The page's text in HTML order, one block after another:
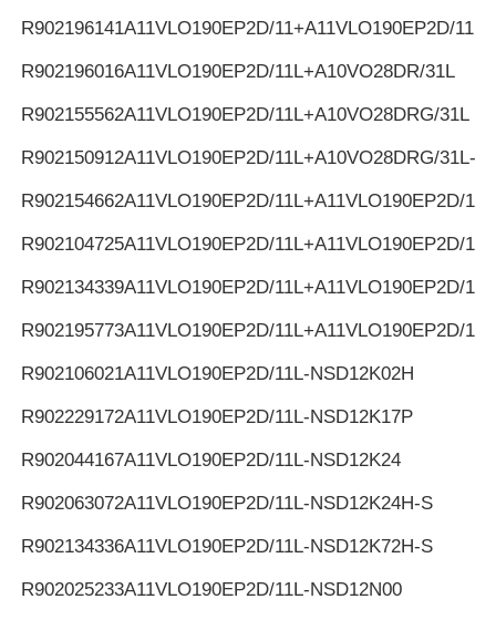
R902196141A11VLO190EP2D/11+A11VLO190EP2D/11
R902196016A11VLO190EP2D/11L+A10VO28DR/31L
R902155562A11VLO190EP2D/11L+A10VO28DRG/31L
R902150912A11VLO190EP2D/11L+A10VO28DRG/31L-K
R902154662A11VLO190EP2D/11L+A11VLO190EP2D/11L
R902104725A11VLO190EP2D/11L+A11VLO190EP2D/11L
R902134339A11VLO190EP2D/11L+A11VLO190EP2D/11L
R902195773A11VLO190EP2D/11L+A11VLO190EP2D/11L
R902106021A11VLO190EP2D/11L-NSD12K02H
R902229172A11VLO190EP2D/11L-NSD12K17P
R902044167A11VLO190EP2D/11L-NSD12K24
R902063072A11VLO190EP2D/11L-NSD12K24H-S
R902134336A11VLO190EP2D/11L-NSD12K72H-S
R902025233A11VLO190EP2D/11L-NSD12N00